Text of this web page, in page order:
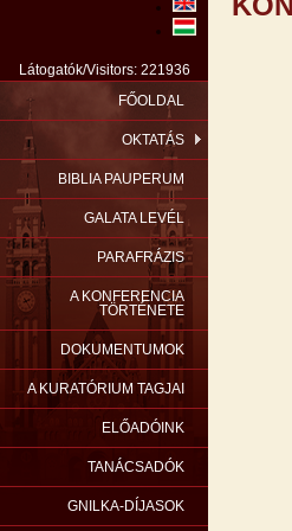
Látogatók/Visitors: 221936
FŐOLDAL
OKTATÁS
BIBLIA PAUPERUM
GALATA LEVÉL
PARAFRÁZIS
A KONFERENCIA
TÖRTÉNETE
DOKUMENTUMOK
A KURATÓRIUM TAGJAI
ELŐADÓINK
TANÁCSADÓK
GNILKA-DÍJASOK